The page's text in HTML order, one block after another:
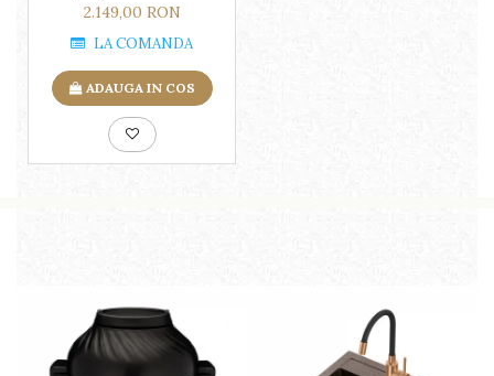
FWD LITE-0.50 hp negru
2.149,00 RON
LA COMANDA
ADAUGA IN COS